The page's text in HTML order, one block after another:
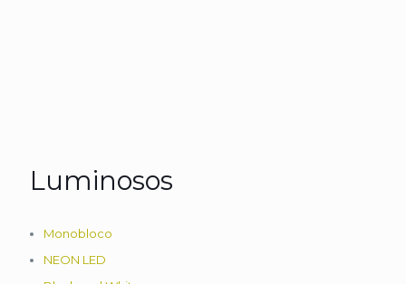
Luminosos
Monobloco
NEON LED